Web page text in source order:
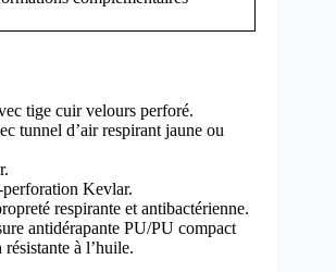
tige cuir velours perforé.
tunnel d’air respirant jaune ou
perforation Kevlar.
respirante et antibactérienne.
antidérapante PU/PU compact
à l’huile.